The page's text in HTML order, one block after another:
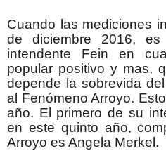
Cuando las mediciones
de diciembre 2016,
intendente Fein en
popular positivo y mas,
depende la sobrevida
al Fenómeno Arroyo.
año. El primero de su
en este quinto año,
Arroyo es Angela Merkel.